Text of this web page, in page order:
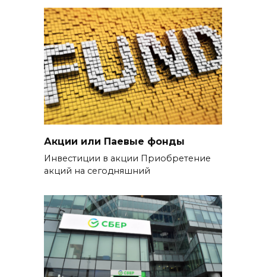
Акции или Паевые фонды
Инвестиции в акции Приобретение
акций на сегодняшний